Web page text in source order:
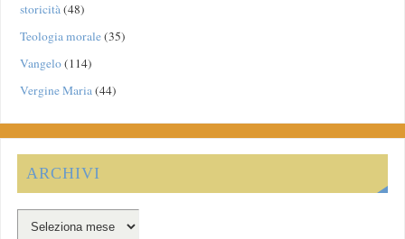
storicità(48)
Teologia morale(35)
Vangelo(114)
Vergine Maria(44)
ARCHIVI